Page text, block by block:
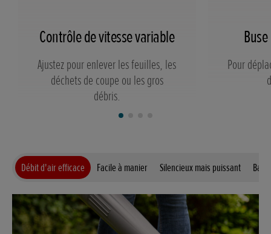
Contrôle de vitesse variable
Ajustez pour enlever les feuilles, les
déchets de coupe ou les gros
débris.
Pour
Débit d'air efficace Facile à manier Silencieux mais puissant